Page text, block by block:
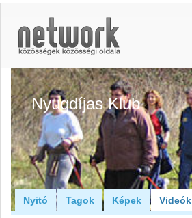
Nyugdíjas Klub
Nyitó Tagok Képek Videók